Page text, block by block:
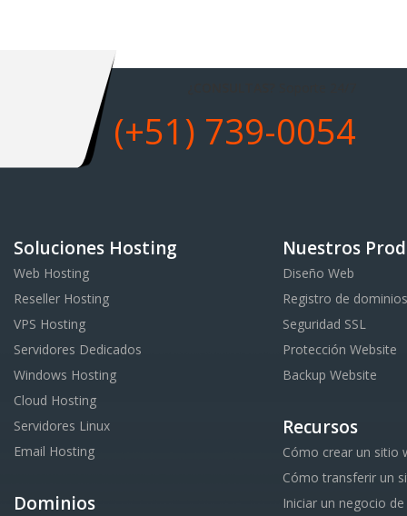
(+51) 739-0054
Soluciones Hosting
Web Hosting
Reseller Hosting
VPS Hosting
Servidores Dedicados
Windows Hosting
Cloud Hosting
Servidores Linux
Email Hosting
Dominios
Nuestros
Diseño Web
Registro de
Seguridad SSL
Protección Website
Backup Website
Recursos
Cómo crear un sitio
Cómo transferir un
Iniciar un negocio